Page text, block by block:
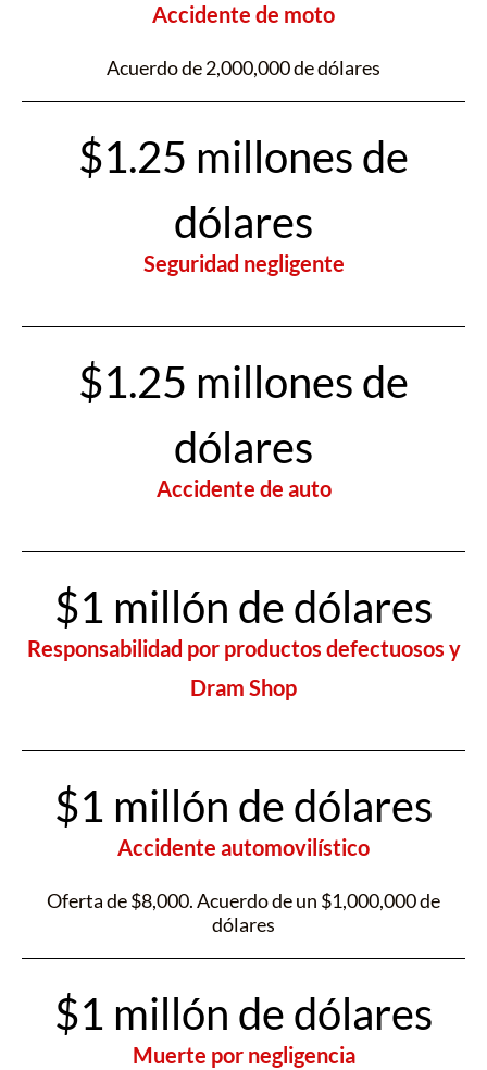
Accidente de moto
Acuerdo de 2,000,000 de dólares
$1.25 millones de
dólares
Seguridad negligente
$1.25 millones de
dólares
Accidente de auto
$1 millón de dólares
Responsabilidad por productos defectuosos y
Dram Shop
$1 millón de dólares
Accidente automovilístico
Oferta de $8,000. Acuerdo de un $1,000,000 de
dólares
$1 millón de dólares
Muerte por negligencia